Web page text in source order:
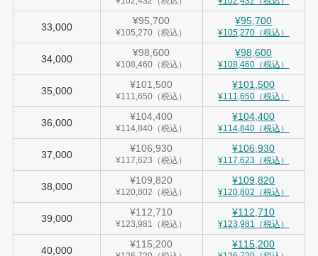
33,000
¥95,700
¥105,270（税込）
¥95,700
¥105,270（税込）
34,000
¥98,600
¥108,460（税込）
¥98,600
¥108,460（税込）
35,000
¥101,500
¥111,650（税込）
¥101,500
¥111,650（税込）
36,000
¥104,400
¥114,840（税込）
¥104,400
¥114,840（税込）
37,000
¥106,930
¥117,623（税込）
¥106,930
¥117,623（税込）
38,000
¥109,820
¥120,802（税込）
¥109,820
¥120,802（税込）
39,000
¥112,710
¥123,981（税込）
¥112,710
¥123,981（税込）
40,000
¥115,200 ¥115,200